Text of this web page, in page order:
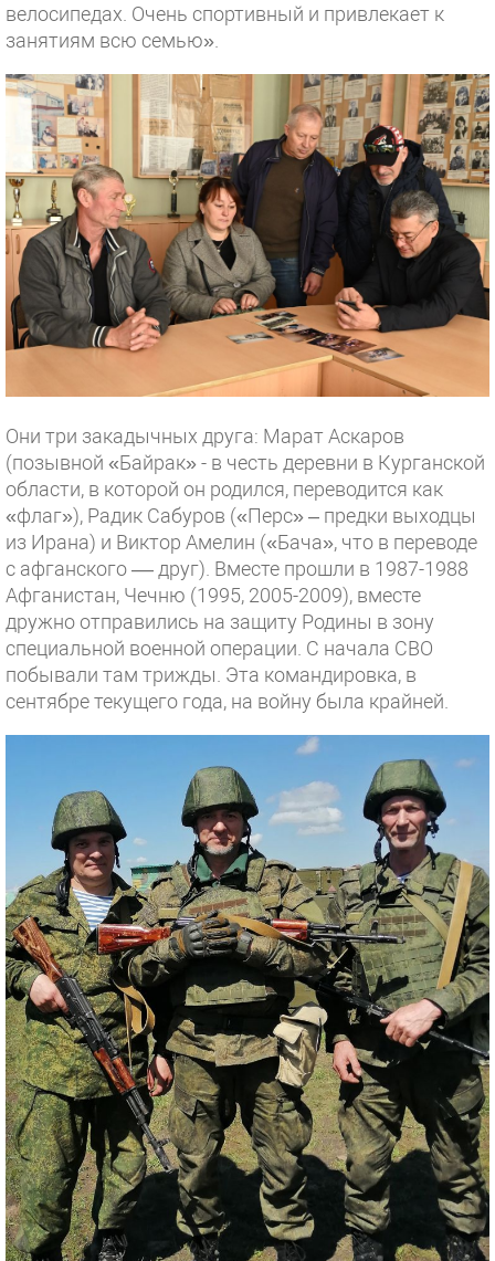
велосипедах. Очень спортивный и привлекает к
занятиям всю семью».
Они три закадычных друга: Марат Аскаров
(позывной «Байрак» - в честь деревни в Курганской
области, в которой он родился, переводится как
«флаг»), Радик Сабуров («Перс» – предки выходцы
из Ирана) и Виктор Амелин («Бача», что в переводе
с афганского –– друг). Вместе прошли в 1987-1988
Афганистан, Чечню (1995, 2005-2009), вместе
дружно отправились на защиту Родины в зону
специальной военной операции. С начала СВО
побывали там трижды. Эта командировка, в
сентябре текущего года, на войну была крайней.